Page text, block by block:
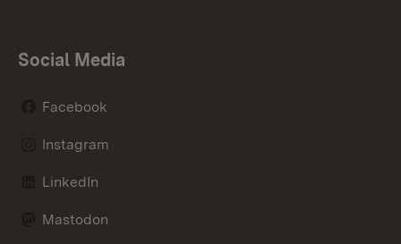
Social Media
Facebook
Instagram
LinkedIn
Mastodon